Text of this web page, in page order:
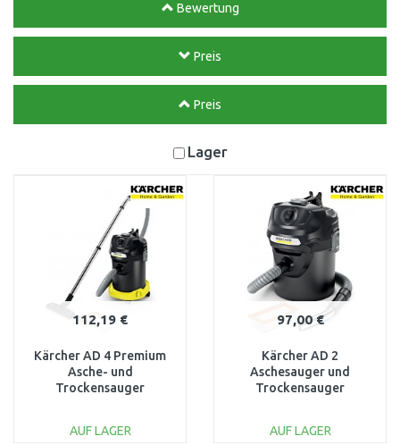
Bewertung
Preis
Preis
Lager
112,19 €
Kärcher AD 4 Premium
Asche- und
Trockensauger
AUF LAGER
97,00 €
Kärcher AD 2
Aschesauger und
Trockensauger
AUF LAGER